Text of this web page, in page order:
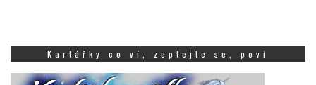
Kartářky co ví, zeptejte se, poví